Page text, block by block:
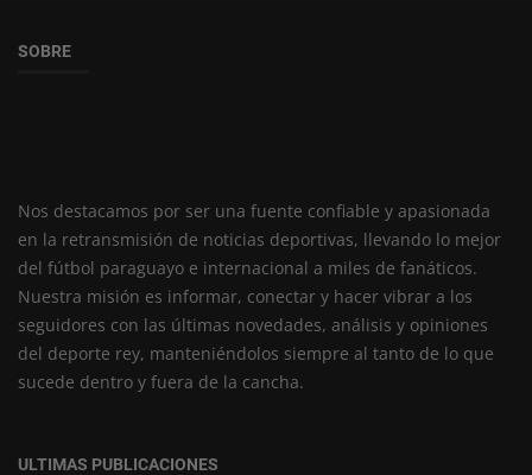
SOBRE
Nos destacamos por ser una fuente confiable y apasionada
en la retransmisión de noticias deportivas, llevando lo mejor
del fútbol paraguayo e internacional a miles de fanáticos.
Nuestra misión es informar, conectar y hacer vibrar a los
seguidores con las últimas novedades, análisis y opiniones
del deporte rey, manteniéndolos siempre al tanto de lo que
sucede dentro y fuera de la cancha.
ULTIMAS PUBLICACIONES